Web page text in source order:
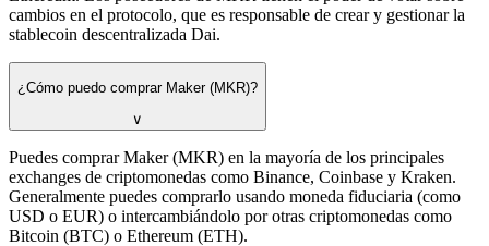
cambios en el protocolo, que es responsable de crear y gestionar la
stablecoin descentralizada Dai.
¿Cómo puedo comprar Maker (MKR)?
∨
Puedes comprar Maker (MKR) en la mayoría de los principales
exchanges de criptomonedas como Binance, Coinbase y Kraken.
Generalmente puedes comprarlo usando moneda fiduciaria (como
USD o EUR) o intercambiándolo por otras criptomonedas como
Bitcoin (BTC) o Ethereum (ETH).